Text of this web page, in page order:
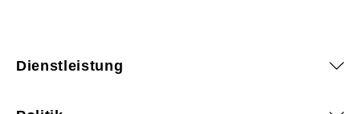
Dienstleistung